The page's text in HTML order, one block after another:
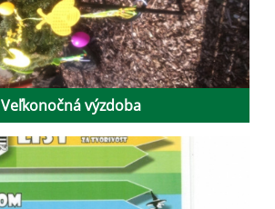
Veľkonočná výzdoba